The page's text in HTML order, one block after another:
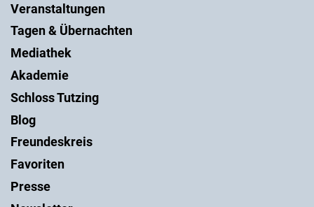
Veranstaltungen
Tagen & Übernachten
Mediathek
Akademie
Schloss Tutzing
Blog
Freundeskreis
Favoriten
Presse